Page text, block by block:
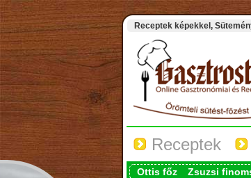
Receptek képekkel,
Receptek
Ottis főz Zsuzsi